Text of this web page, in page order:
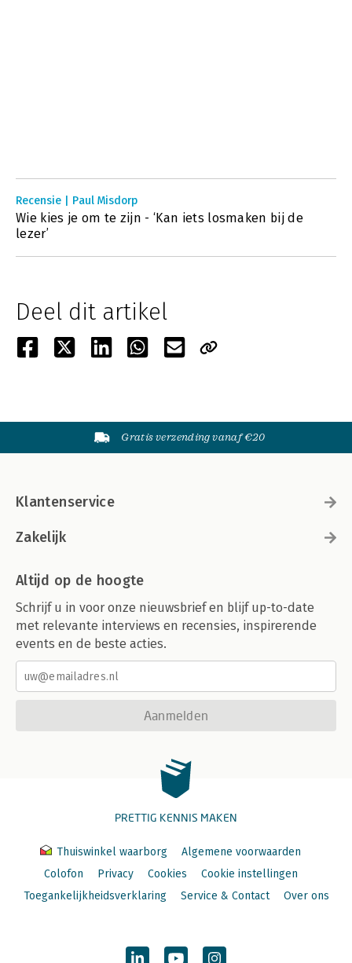
Recensie | Paul Misdorp
Wie kies je om te zijn - ‘Kan iets losmaken bij de
lezer’
Deel dit artikel
Gratis verzending vanaf €20
Klantenservice
Zakelijk
Altijd op de hoogte
Schrijf u in voor onze nieuwsbrief en blijf up-to-date
met relevante interviews en recensies, inspirerende
events en de beste acties.
Aanmelden
PRETTIG KENNIS MAKEN
Thuiswinkel waarborg
Algemene voorwaarden
Colofon
Privacy Cookies
Cookie instellingen
Toegankelijkheidsverklaring
Service & Contact Over ons